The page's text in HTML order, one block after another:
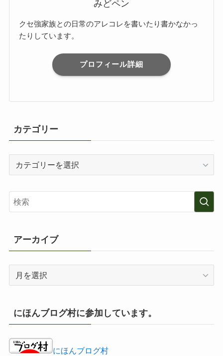
みどペン
クセ強家族との日常のアレコレを書いたり書かなかっ
たりしています。
プロフィール詳細
カテゴリー
リ
ー
アーカイブ
イ
ブ
にほんブログ村に参加しています。
にほんブログ村